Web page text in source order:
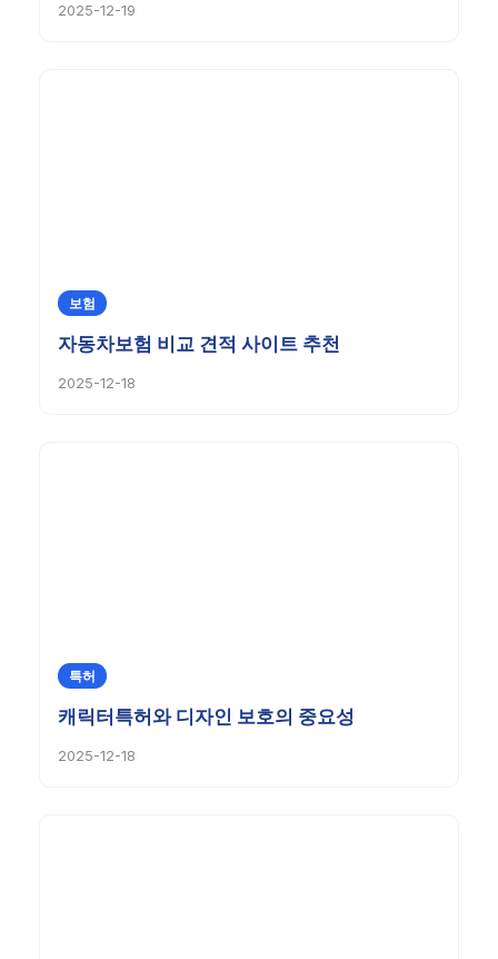
2025-12-19
보험
자동차보험 비교 견적 사이트 추천
2025-12-18
특허
캐릭터특허와 디자인 보호의 중요성
2025-12-18